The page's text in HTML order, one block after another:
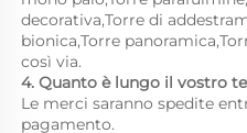
decorativa,Torre di
bionica,Torre
così via.
4. Quanto è lungo il vostro
Le merci saranno spedite
pagamento.